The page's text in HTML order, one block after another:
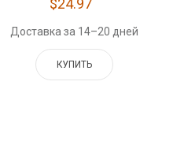
Доставка за 14–20 дней
КУПИТЬ